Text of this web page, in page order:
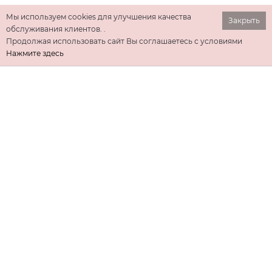
Закрыть
Мы используем cookies для улучшения качества
обслуживания клиентов. .
Продолжая использовать сайт Вы соглашаетесь с условиями
Нажмите здесь